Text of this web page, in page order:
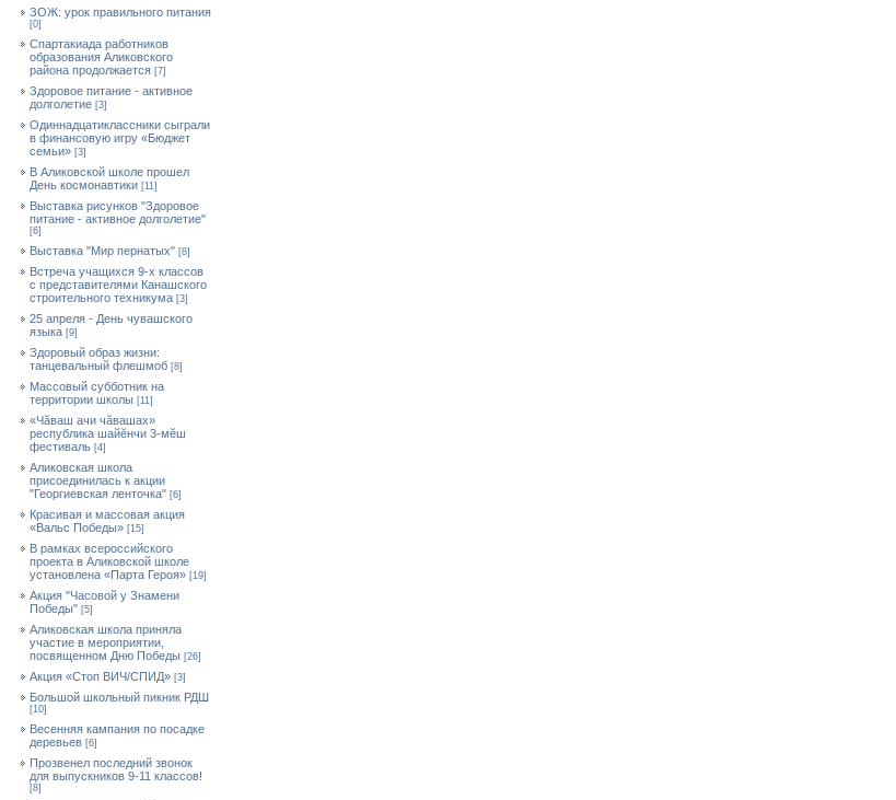
ЗОЖ: урок правильного питания
[0]
Спартакиада работников
образования Аликовского
района продолжается [7]
Здоровое питание - активное
долголетие [3]
Одиннадцатиклассники сыграли
в финансовую игру «Бюджет
семьи» [3]
В Аликовской школе прошел
День космонавтики [11]
Выставка рисунков "Здоровое
питание - активное долголетие"
[6]
Выставка "Мир пернатых" [8]
Встреча учащихся 9-х классов
с представителями Канашского
строительного техникума [3]
25 апреля - День чувашского
языка [9]
Здоровый образ жизни:
танцевальный флешмоб [8]
Массовый субботник на
территории школы [11]
«Чăваш ачи чăвашах»
республика шайĕнчи 3-мĕш
фестиваль [4]
Аликовская школа
присоединилась к акции
"Георгиевская ленточка" [6]
Красивая и массовая акция
«Вальс Победы» [15]
В рамках всероссийского
проекта в Аликовской школе
установлена «Парта Героя» [19]
Акция "Часовой у Знамени
Победы" [5]
Аликовская школа приняла
участие в мероприятии,
посвященном Дню Победы [26]
Акция «Стоп ВИЧ/СПИД» [3]
Большой школьный пикник РДШ
[10]
Весенняя кампания по посадке
деревьев [6]
Прозвенел последний звонок
для выпускников 9-11 классов!
[8]